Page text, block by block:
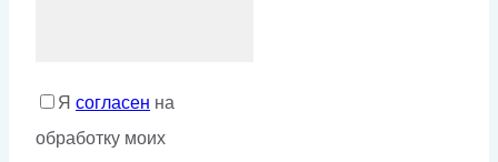
Я согласен на
обработку моих